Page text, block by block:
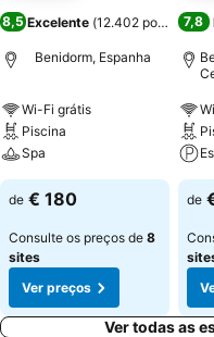
8,5 Excelente (12.402 pontuações
Benidorm, Espanha
Wi-Fi grátis
Piscina
Spa
de € 180
Consulte os preços de 8
sites
Ver preços
7,8
de
Ver todas as